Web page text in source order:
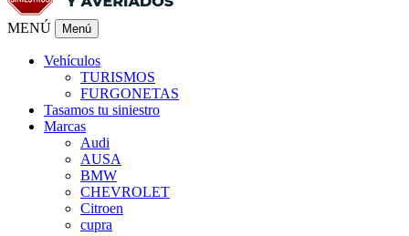
MENÚ Menú
Vehículos
TURISMOS
FURGONETAS
Tasamos tu siniestro
Marcas
Audi
AUSA
BMW
CHEVROLET
Citroen
cupra